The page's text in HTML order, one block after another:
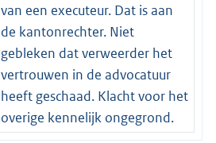
van een executeur. Dat is aan
de kantonrechter. Niet
gebleken dat verweerder het
vertrouwen in de advocatuur
heeft geschaad. Klacht voor het
overige kennelijk ongegrond.